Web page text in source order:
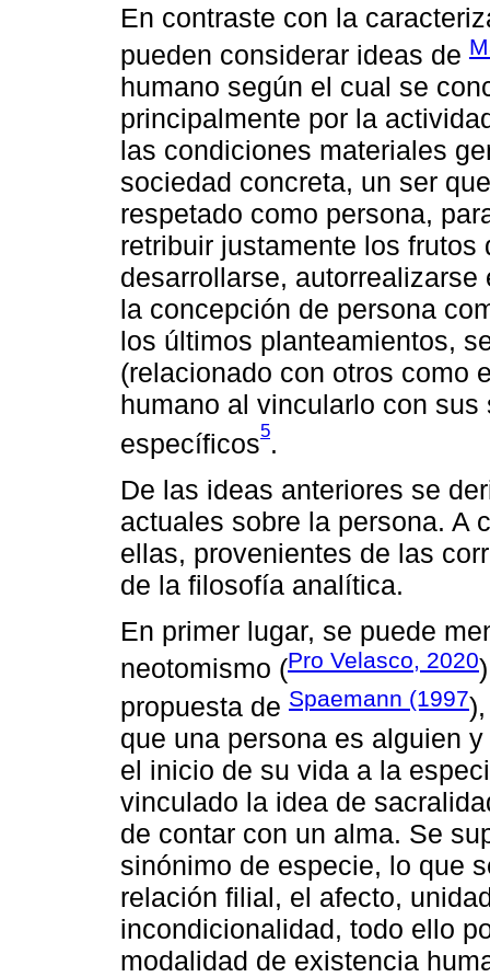
En contraste con la
pueden considerar ideas de
humano según el cual se
principalmente por la
las condiciones materiales
sociedad concreta, un ser
respetado como persona,
retribuir justamente los
desarrollarse,
la concepción de persona
los últimos planteamientos,
(relacionado con otros como
humano al vincularlo con
específicos5.
De las ideas anteriores se
actuales sobre la persona. A
ellas, provenientes de las
de la filosofía analítica.
En primer lugar, se puede
neotomismo (Pro Velasco, 2020
propuesta de Spaemann (1997
que una persona es alguien
el inicio de su vida a la
vinculado la idea de
de contar con un alma. Se
sinónimo de especie, lo que
relación filial, el afecto,
incondicionalidad, todo ello
modalidad de existencia